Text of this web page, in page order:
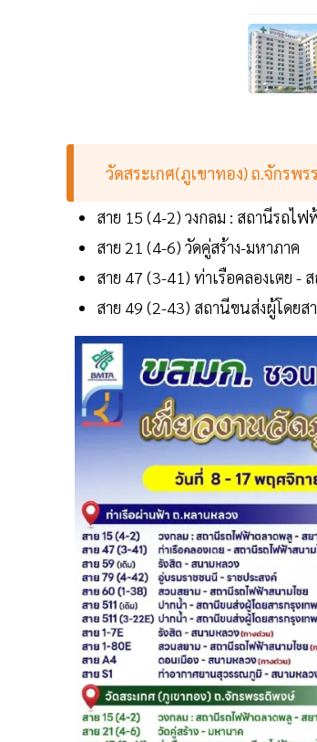
วัดสระเกศ(ภูเขาทอง) ถ.จักรพ
สาย 15 (4-2) วงกลม : สถานีรถไ
สาย 21 (4-6) วัดคู่สร้าง-มหาภาค
สาย 47 (3-41) ท่าเรือคลองเตย -
สาย 49 (2-43) สถานีขนส่งผู้โดย